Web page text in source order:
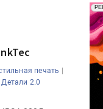
печать |
Детали 2.0